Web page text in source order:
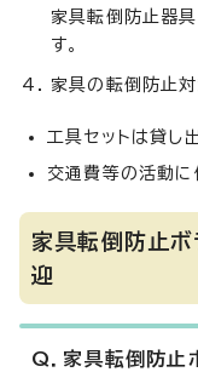
家具転倒防止器
す。
家具の転倒防止対
工具セットは貸し出
交通費等の活動に
家具転倒防止ボ
迎
Q．家具転倒防止